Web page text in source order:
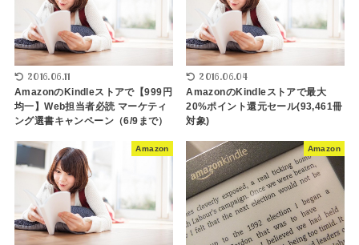
2016.06.11
AmazonのKindleストアで【999円
均一】Web担当者必読 マーケティ
ング選書キャンペーン（6/9まで）
2016.06.04
AmazonのKindleストアで最大
20%ポイント還元セール(93,461冊
対象)
Amazon Amazon